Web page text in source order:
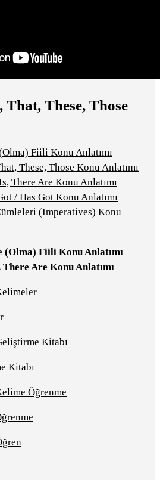
These, Those
Fiili Konu Anlatımı
These, Those Konu Anlatımı
There Are Konu Anlatımı
/ Has Got Konu Anlatımı
(Imperatives) Konu
(Olma) Fiili Konu Anlatımı
Are Konu Anlatımı
Kitabı